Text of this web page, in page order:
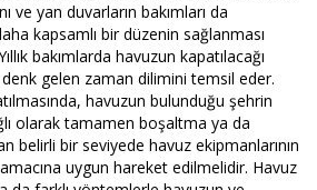
ve yan duvarların bakımları da
kapsamlı bir düzenin sağlanması
bakımlarda havuzun kapatılacağı
gelen zaman dilimini temsil eder.
havuzun bulunduğu şehrin
olarak tamamen boşaltma ya da
belirli bir seviyede havuz ekipmanlarının
uygun hareket edilmelidir. Havuz